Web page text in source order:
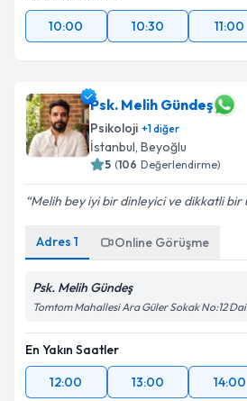
10:00
10:30 11:00
Psk. Melih Gündeş
Psikoloji +1diğer
İstanbul, Beyoğlu
5 (106 Değerlendirme)
Melih bey iyi bir dinleyici ve dikkatli bir
Adres 1 Online Görüşme
Psk. Melih Gündeş
Tomtom Mahallesi Ara Güler Sokak No:12
En Yakın Saatler
12:00
13:00 14:00